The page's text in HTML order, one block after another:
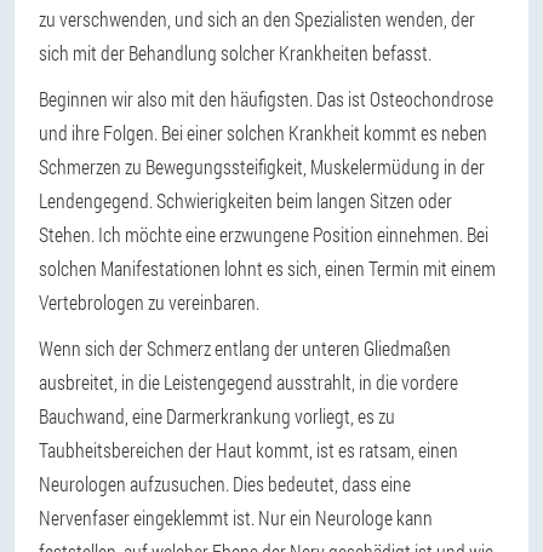
zu verschwenden, und sich an den Spezialisten wenden, der
sich mit der Behandlung solcher Krankheiten befasst.
Beginnen wir also mit den häufigsten. Das ist Osteochondrose
und ihre Folgen. Bei einer solchen Krankheit kommt es neben
Schmerzen zu Bewegungssteifigkeit, Muskelermüdung in der
Lendengegend. Schwierigkeiten beim langen Sitzen oder
Stehen. Ich möchte eine erzwungene Position einnehmen. Bei
solchen Manifestationen lohnt es sich, einen Termin mit einem
Vertebrologen zu vereinbaren.
Wenn sich der Schmerz entlang der unteren Gliedmaßen
ausbreitet, in die Leistengegend ausstrahlt, in die vordere
Bauchwand, eine Darmerkrankung vorliegt, es zu
Taubheitsbereichen der Haut kommt, ist es ratsam, einen
Neurologen aufzusuchen. Dies bedeutet, dass eine
Nervenfaser eingeklemmt ist. Nur ein Neurologe kann